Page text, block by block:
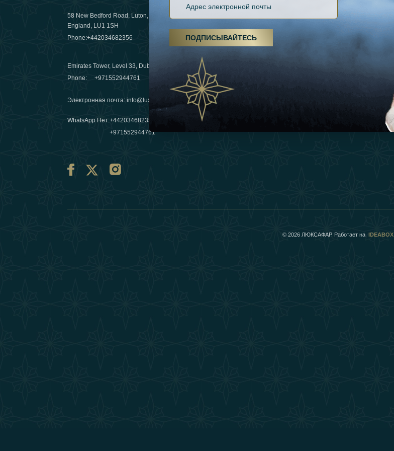
58 New Bedford Road, Luton,
England, LU1 1SH
Phone:+442034682356
Emirates Tower, Level 33, Dubai, UAE
Phone:+971552944761
Электронная почта:info@luxafar.com
WhatsApp Нет:+442034682356
+971552944761
Пешие походы, спа-процедуры и йога: ОАЭ
становятся велнес-центром
03 April 2025
Зимние путешествия для
путешественников из Эмиратов:
переопределение роскошного путешествия
10 March 2025
Вдохновения
Опыт
© 2026 ЛЮКСАФАР. Работает на IDEABOX
ПОДПИСЫВАЙТЕСЬ